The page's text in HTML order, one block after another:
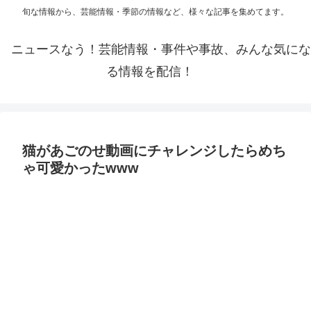
旬な情報から、芸能情報・季節の情報など、様々な記事を集めてます。
ニュースなう！芸能情報・事件や事故、みんな気にな
る情報を配信！
猫があごのせ動画にチャレンジしたらめち
ゃ可愛かったwww